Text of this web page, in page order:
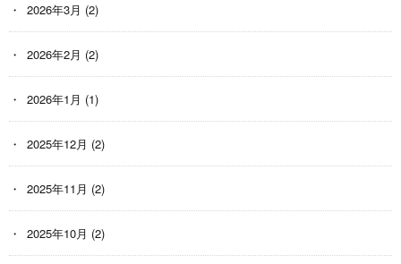
2026年3月 (2)
2026年2月 (2)
2026年1月 (1)
2025年12月 (2)
2025年11月 (2)
2025年10月 (2)